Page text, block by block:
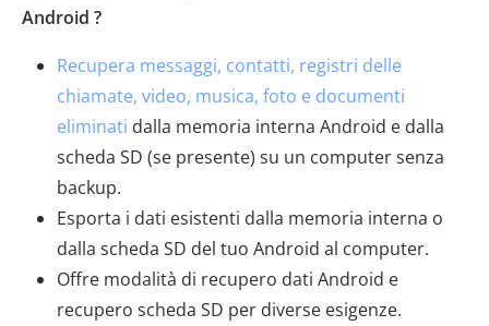
Android ?
Recupera messaggi, contatti, registri delle
chiamate, video, musica, foto e documenti
eliminati dalla memoria interna Android e dalla
scheda SD (se presente) su un computer senza
backup.
Esporta i dati esistenti dalla memoria interna o
dalla scheda SD del tuo Android al computer.
Offre modalità di recupero dati Android e
recupero scheda SD per diverse esigenze.